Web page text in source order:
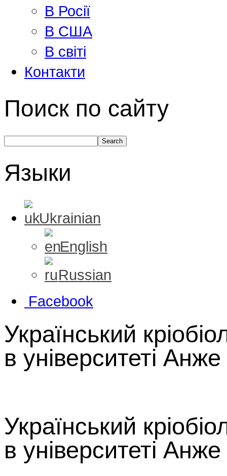
В Росії
В США
В світі
Контакти
Поиск по сайту
Языки
Ukrainian
English
Russian
Facebook
Український
в університеті
Український
в університеті